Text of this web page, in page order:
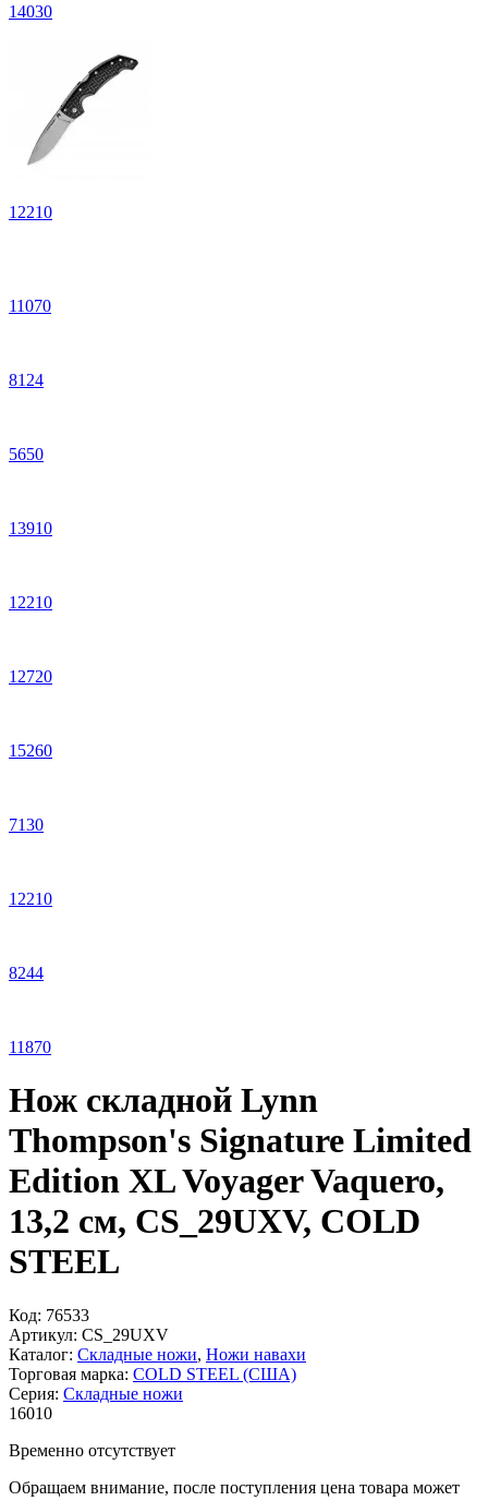
14030
12210
11070
8124
5650
13910
12210
12720
15260
7130
12210
8244
11870
Нож складной Lynn
Thompson's Signature Limited
Edition XL Voyager Vaquero,
13,2 см, CS_29UXV, COLD
STEEL
Код: 76533
Артикул: CS_29UXV
Каталог: Складные ножи, Ножи навахи
Торговая марка: COLD STEEL (США)
Серия: Складные ножи
16010
Временно отсутствует
Обращаем внимание, после поступления цена товара может